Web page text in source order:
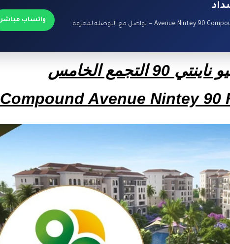
كمبوند أفينيو ناينتي 90 التجمع الخامس – Avenue Nintey 90 Compound Fifth Settlement — تواصل مع البوصلة لمعرفة
واتساب مباشر
90 التجمع الخامس
Compound Avenue Nintey 90